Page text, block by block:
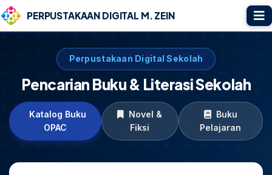
PERPUSTAKAAN DIGITAL M. ZEIN
Perpustakaan Digital Sekolah
Pencarian Buku & Literasi Sekolah
Katalog Buku
OPAC
Novel &
Fiksi
Buku
Pelajaran